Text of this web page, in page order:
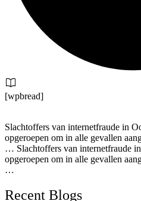
[wpbread]
Slachtoffers van internetfraude in
opgeroepen om in alle gevallen
… Slachtoffers van internetfraude
opgeroepen om in alle gevallen
…
Recent Blogs